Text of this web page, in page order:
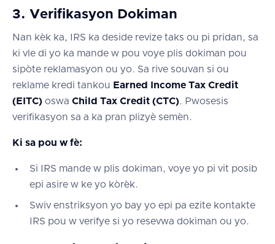
3. Verifikasyon Dokiman
Nan kèk ka, IRS ka deside revize taks ou pi pridan, sa
ki vle di yo ka mande w pou voye plis dokiman pou
sipòte reklamasyon ou yo. Sa rive souvan si ou
reklame kredi tankou Earned Income Tax Credit
(EITC) oswa Child Tax Credit (CTC). Pwosesis
verifikasyon sa a ka pran plizyè semèn.
Ki sa pou w fè:
Si IRS mande w plis dokiman, voye yo pi vit posib
epi asire w ke yo kòrèk.
Swiv enstriksyon yo bay yo epi pa ezite kontakte
IRS pou w verifye si yo resevwa dokiman ou yo.